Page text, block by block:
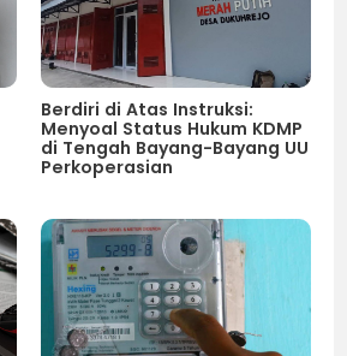
Berdiri di Atas Instruksi:
Menyoal Status Hukum KDMP
di Tengah Bayang-Bayang UU
Perkoperasian